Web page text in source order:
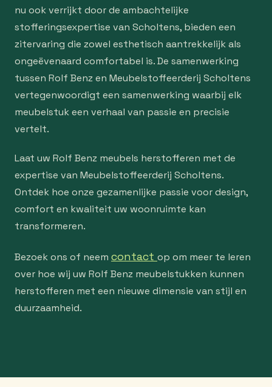
nu ook verrijkt door de ambachtelijke
stofferingsexpertise van Scholtens, bieden een
zitervaring die zowel esthetisch aantrekkelijk als
ongeëvenaard comfortabel is. De samenwerking
tussen Rolf Benz en Meubelstoffeerderij Scholtens
vertegenwoordigt een samenwerking waarbij elk
meubelstuk een verhaal van passie en precisie
vertelt.
Laat uw Rolf Benz meubels herstofferen met de
expertise van Meubelstoffeerderij Scholtens.
Ontdek hoe onze gezamenlijke passie voor design,
comfort en kwaliteit uw woonruimte kan
transformeren.
Bezoek ons of neem contact op om meer te leren
over hoe wij uw Rolf Benz meubelstukken kunnen
herstofferen met een nieuwe dimensie van stijl en
duurzaamheid.